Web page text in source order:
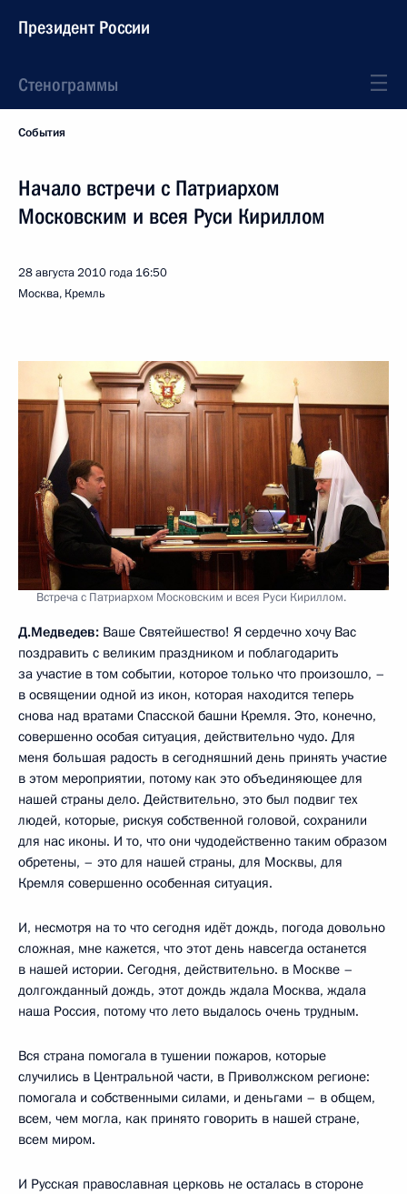
Президент России
Стенограммы
События
Начало встречи с Патриархом
Московским и всея Руси Кириллом
28 августа 2010 года 16:50
Москва, Кремль
Встреча с Патриархом Московским и всея Руси Кириллом.
Д.Медведев: Ваше Святейшество! Я сердечно хочу Вас
поздравить с великим праздником и поблагодарить
за участие в том событии, которое только что произошло, –
в освящении одной из икон, которая находится теперь
снова над вратами Спасской башни Кремля. Это, конечно,
совершенно особая ситуация, действительно чудо. Для
меня большая радость в сегодняшний день принять участие
в этом мероприятии, потому как это объединяющее для
нашей страны дело. Действительно, это был подвиг тех
людей, которые, рискуя собственной головой, сохранили
для нас иконы. И то, что они чудодейственно таким образом
обретены, – это для нашей страны, для Москвы, для
Кремля совершенно особенная ситуация.
И, несмотря на то что сегодня идёт дождь, погода довольно
сложная, мне кажется, что этот день навсегда останется
в нашей истории. Сегодня, действительно. в Москве –
долгожданный дождь, этот дождь ждала Москва, ждала
наша Россия, потому что лето выдалось очень трудным.
Вся страна помогала в тушении пожаров, которые
случились в Центральной части, в Приволжском регионе:
помогала и собственными силами, и деньгами – в общем,
всем, чем могла, как принято говорить в нашей стране,
всем миром.
И Русская православная церковь не осталась в стороне